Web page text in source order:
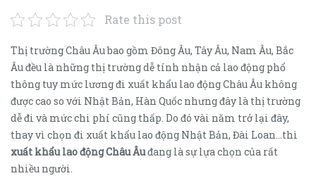
Rate this post
Thị trường Châu Âu bao gồm Đông Âu, Tây Âu, Nam Âu, Bắc
Âu đều là những thị trường dễ tính nhận cả lao động phổ
thông tuy mức lương đi xuất khẩu lao động Châu Âu không
được cao so với Nhật Bản, Hàn Quốc nhưng đây là thị trường
dễ đi và mức chi phí cũng thấp. Do đó vài năm trở lại đây,
thay vì chọn đi xuất khẩu lao động Nhật Bản, Đài Loan…thì
xuất khẩu lao động Châu Âuđang là sự lựa chọn của rất
nhiều người.